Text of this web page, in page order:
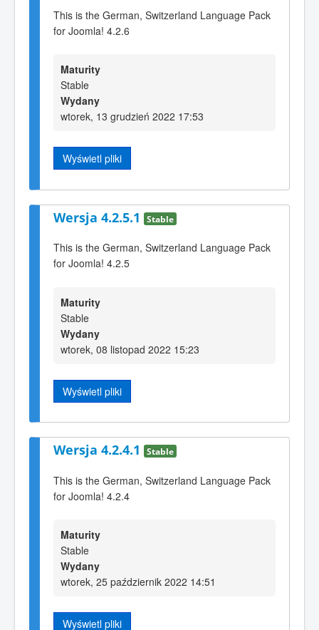
This is the German, Switzerland Language Pack
for Joomla! 4.2.6
Maturity
Stable
Wydany
wtorek, 13 grudzień 2022 17:53
Wyświetl pliki
Wersja 4.2.5.1 Stable
This is the German, Switzerland Language Pack
for Joomla! 4.2.5
Maturity
Stable
Wydany
wtorek, 08 listopad 2022 15:23
Wyświetl pliki
Wersja 4.2.4.1 Stable
This is the German, Switzerland Language Pack
for Joomla! 4.2.4
Maturity
Stable
Wydany
wtorek, 25 październik 2022 14:51
Wyświetl pliki